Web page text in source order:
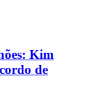
Kim
de